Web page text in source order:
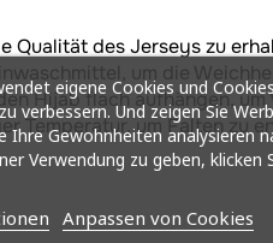
Qualität des Jerseys zu
um die
Hijab flach aufhängen, um
Temperatur, um Falten zu
eigene Cookies und
verbessern. Und zeigen Sie
Ihre Gewohnheiten analysieren
Verwendung zu geben, klicken
Anpassen von Cookies